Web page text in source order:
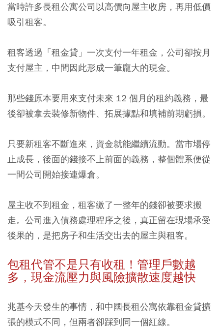
當時許多長租公寓公司以高價向屋主收房，再用低價
吸引租客。
租客透過「租金貸」一次支付一年租金，公司卻按月
支付屋主，中間因此形成一筆龐大的現金。
那些錢原本要用來支付未來 12 個月的租約義務，最
後卻被拿去裝修新物件、拓展據點和填補前期虧損。
只要新租客不斷進來，資金就能繼續流動。當市場停
止成長，後面的錢接不上前面的義務，整個體系便從
一間公司開始接連爆倉。
屋主收不到租金，租客繳了一整年的錢卻被要求搬
走。公司進入債務處理程序之後，真正留在現場承受
後果的，是把房子和生活交出去的屋主與租客。
包租代管不是只有收租！管理戶數越
多，現金流壓力與風險擴散速度越快
兆基今天發生的事情，和中國長租公寓依靠租金貸擴
張的模式不同，但兩者卻踩到同一個紅線。